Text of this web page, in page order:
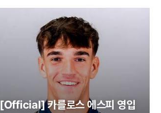
[Official]카를로스 에스피 영입